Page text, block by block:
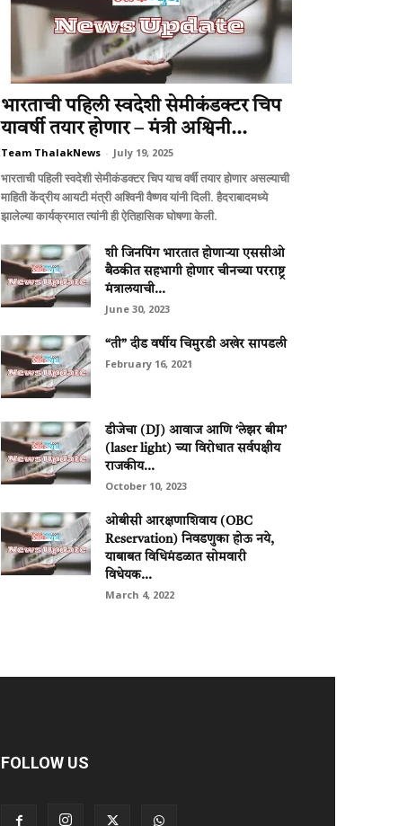
भारताची पहिली स्वदेशी सेमीकंडक्टर चिप
यावर्षी तयार होणार – मंत्री अश्विनी...
Team ThalakNews - July 19, 2025
भारताची पहिली स्वदेशी सेमीकंडक्टर चिप याच वर्षी तयार होणार असल्याची
माहिती केंद्रीय आयटी मंत्री अश्विनी वैष्णव यांनी दिली. हैदराबादमध्ये
झालेल्या कार्यक्रमात त्यांनी ही ऐतिहासिक घोषणा केली.
शी जिनपिंग भारतात होणार्‍या एससीओ
बैठकीत सहभागी होणार चीनच्या परराष्ट्र
मंत्रालयाची...
June 30, 2023
“ती” दीड वर्षीय चिमुरडी अखेर सापडली
February 16, 2021
डीजेचा (DJ) आवाज आणि ‘लेझर बीम’
(laser light) च्‍या विरोधात सर्वपक्षीय
राजकीय...
October 10, 2023
ओबीसी आरक्षणाशिवाय (OBC
Reservation) निवडणुका होऊ नये,
याबाबत विधिमंडळात सोमवारी
विधेयक...
March 4, 2022
FOLLOW US